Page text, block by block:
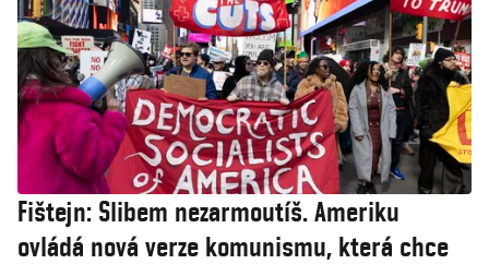
Fištejn: Slibem nezarmoutíš. Ameriku
ovládá nová verze komunismu, která chce